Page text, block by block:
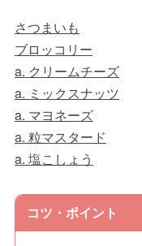
さつまいも
ブロッコリー
a. クリームチーズ
a. ミックスナッツ
a. マヨネーズ
a. 粒マスタード
a. 塩こしょう
コツ・ポイント